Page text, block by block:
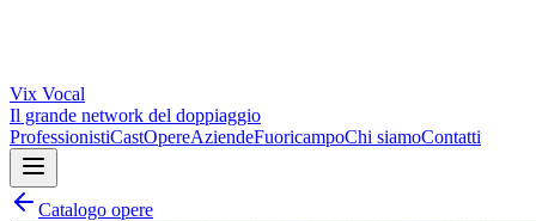
Vix Vocal
Il grande network del doppiaggio
ProfessionistiCastOpereAziendeFuoricampoChi siamoContatti
Catalogo opere